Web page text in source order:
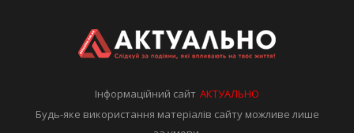
Інформаційний сайтАКТУАЛЬНО
Будь-яке використання матеріалів сайту можливе лише